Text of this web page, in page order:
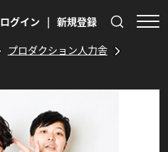
ログイン | 新規登録
プロダクション人力舎